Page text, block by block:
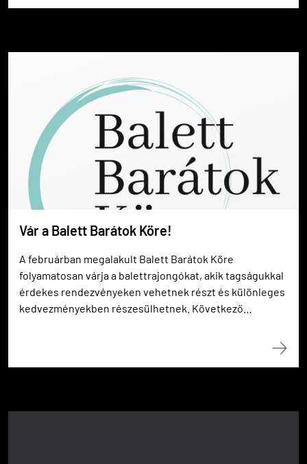
Vár a Balett Barátok Köre!
A februárban megalakult Balett Barátok Köre
folyamatosan várja a balettrajongókat, akik tagságukkal
érdekes rendezvényeken vehetnek részt és különleges
kedvezményekben részesülhetnek. Következő